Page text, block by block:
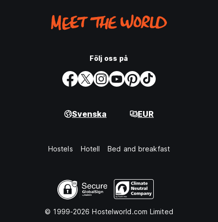
Följ oss på
Svenska EUR
Hostels Hotell Bed and breakfast
© 1999-2026 Hostelworld.com Limited